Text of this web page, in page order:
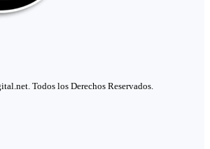
Todos los Derechos Reservados.